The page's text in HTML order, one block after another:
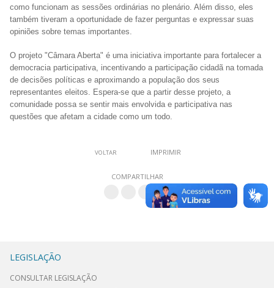
como funcionam as sessões ordinárias no plenário. Além disso, eles
também tiveram a oportunidade de fazer perguntas e expressar suas
opiniões sobre temas importantes.
O projeto "Câmara Aberta" é uma iniciativa importante para fortalecer a
democracia participativa, incentivando a participação cidadã na tomada
de decisões políticas e aproximando a população dos seus
representantes eleitos. Espera-se que a partir desse projeto, a
comunidade possa se sentir mais envolvida e participativa nas
questões que afetam a cidade como um todo.
VOLTAR IMPRIMIR
COMPARTILHAR
LEGISLAÇÃO
CONSULTAR LEGISLAÇÃO